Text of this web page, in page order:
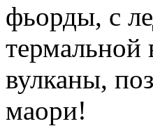
фьорды, с
вулканы,
маори!